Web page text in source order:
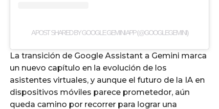
A POST SHARED BY GOOGLE GEMINI APP (@GOOGLEGEMINI)
La transición de Google Assistant a Gemini marca
un nuevo capítulo en la evolución de los
asistentes virtuales, y aunque el futuro de la IA en
dispositivos móviles parece prometedor, aún
queda camino por recorrer para lograr una